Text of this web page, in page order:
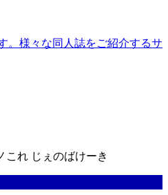
。様々な同人誌をご紹介するサ
これ じぇのばけーき